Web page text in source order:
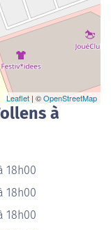
Leaflet | ©OpenStreetMap
à
18h00
18h00
18h00